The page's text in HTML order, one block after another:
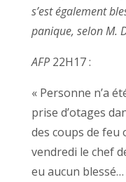
s’est également
panique, selon M.
AFP22H17 :
« Personne n’a
prise d’otages
des coups de feu
vendredi le chef
eu aucun blessé…